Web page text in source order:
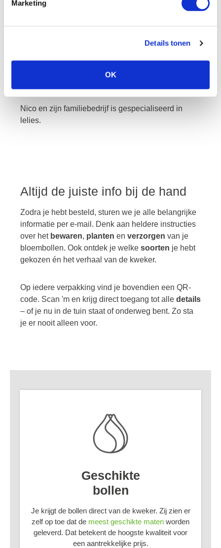
Marketing
Details tonen
OK
De prachtige lelies van Nico zijn naast de
Nico en zijn familiebedrijf is gespecialiseerd in
lelies.
Altijd de juiste info bij de hand
Zodra je hebt besteld, sturen we je alle belangrijke
informatie per e-mail. Denk aan heldere instructies
over het bewaren, planten en verzorgen van je
bloembollen. Ook ontdek je welke soorten je hebt
gekozen én het verhaal van de kweker.
Op iedere verpakking vind je bovendien een QR-
code. Scan 'm en krijg direct toegang tot alle details
– of je nu in de tuin staat of onderweg bent. Zo sta
je er nooit alleen voor.
Geschikte
bollen
Je krijgt de bollen direct van de kweker. Zij zien er
zelf op toe dat de meest geschikte maten worden
geleverd. Dat betekent de hoogste kwaliteit voor
een aantrekkelijke prijs.